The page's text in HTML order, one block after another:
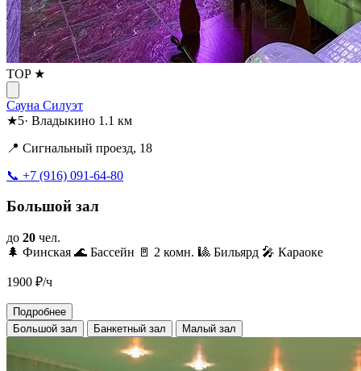
TOP ★
Сауна Силуэт
★5· Владыкино 1.1 км
📍 Сигнальный проезд, 18
📞 +7 (916) 091-64-80
Большой зал
до 20 чел.
🌲 Финская 🌊 Бассейн 🚪 2 комн. 🎱 Бильярд 🎤 Караоке
1900 ₽/ч
Подробнее
Большой зал
Банкетный зал Малый зал